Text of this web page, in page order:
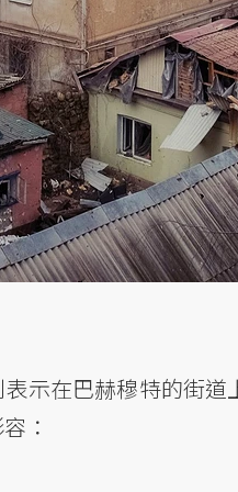
示在巴赫穆特的街
：